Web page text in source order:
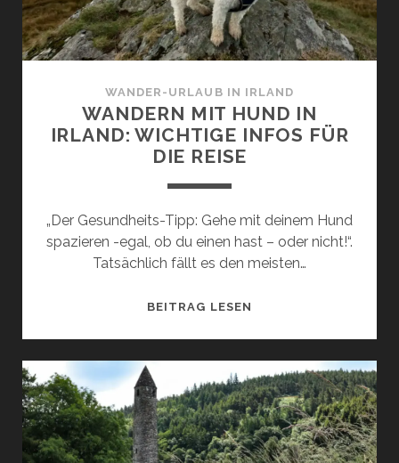
IDEEN
FÜR
DICH
WANDER-URLAUB IN IRLAND
WANDERN MIT HUND IN
IRLAND: WICHTIGE INFOS FÜR
DIE REISE
„Der Gesundheits-Tipp: Gehe mit deinem Hund
spazieren -egal, ob du einen hast – oder nicht!“.
Tatsächlich fällt es den meisten…
BEITRAG LESEN
IRLAND:
WICHTIGE
INFOS
FÜR